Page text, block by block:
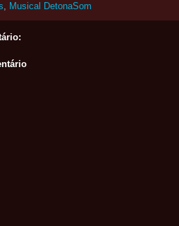
, Musical DetonaSom